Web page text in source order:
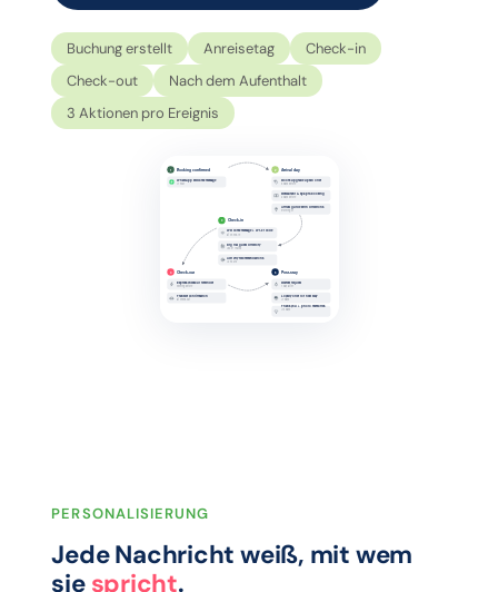
Buchung erstellt Anreisetag
Check-in
Check-out
Nach dem Aufenthalt
3 Aktionen pro Ereignis
PERSONALISIERUNG
Jede Nachricht weiß, mit wem
sie spricht.